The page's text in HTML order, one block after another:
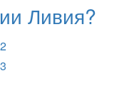
Ливия?